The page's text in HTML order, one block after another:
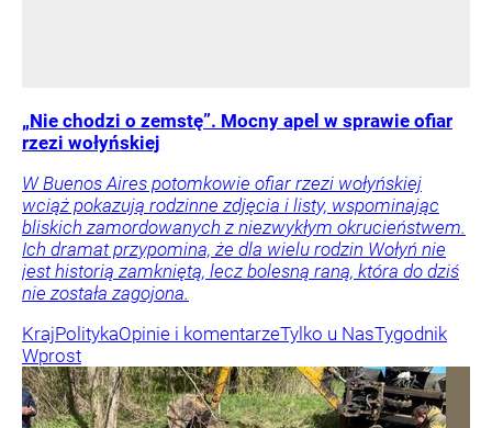
„Nie chodzi o zemstę”. Mocny apel w sprawie ofiar
rzezi wołyńskiej
W Buenos Aires potomkowie ofiar rzezi wołyńskiej
wciąż pokazują rodzinne zdjęcia i listy, wspominając
bliskich zamordowanych z niezwykłym okrucieństwem.
Ich dramat przypomina, że dla wielu rodzin Wołyń nie
jest historią zamkniętą, lecz bolesną raną, która do dziś
nie została zagojona.
KrajPolitykaOpinie i komentarzeTylko u NasTygodnik
Wprost